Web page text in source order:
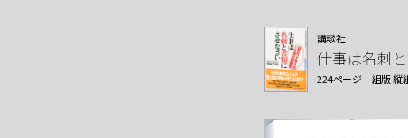
講談社
仕事は名刺
224ページ 組版 縦